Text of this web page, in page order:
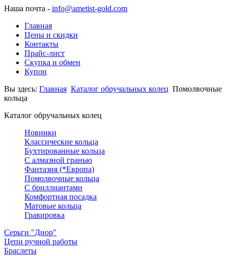
Наша почта - info@ametist-gold.com
Главная
Цены и скидки
Контакты
Прайс-лист
Скупка и обмен
Купон
Вы здесь: Главная Каталог обручальных колец Помолвочные
кольца
Каталог обручальных колец
Новинки
Классические кольца
Бухтированные кольца
С алмазной гранью
Фантазия (*Европа)
Помолвочные кольца
С бриллиантами
Комфортная посадка
Матовые кольца
Гравировка
Серьги "Диор"
Цепи ручной работы
Браслеты